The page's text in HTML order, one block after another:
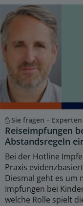
Sie fragen –
Reiseimpfungen
Abstandsregeln
Bei der Hotline
Praxis
Diesmal geht es um
Impfungen bei
welche Rolle spielt